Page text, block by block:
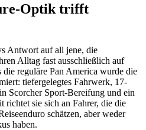
Optik trifft
Antwort auf all jene, die
Alltag fast ausschließlich auf
reguläre Pan America wurde die
tiefergelegtes Fahrwerk, 17-
Scorcher Sport-Bereifung und ein
sie sich an Fahrer, die die
schätzen, aber weder
haben.